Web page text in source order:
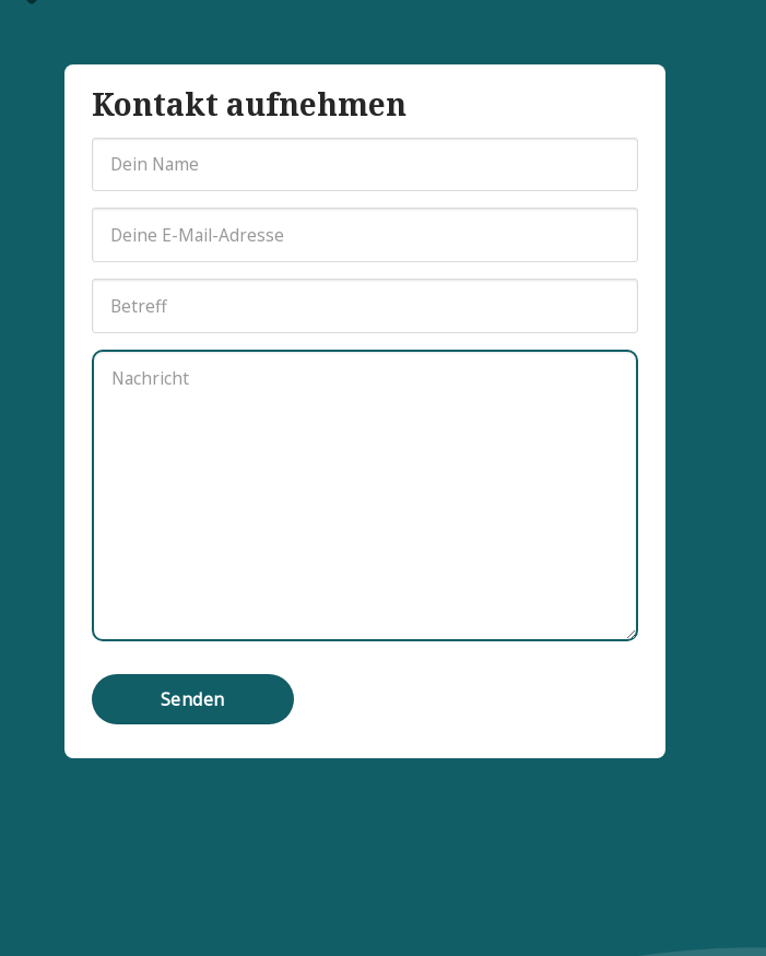
Kontakt aufnehmen